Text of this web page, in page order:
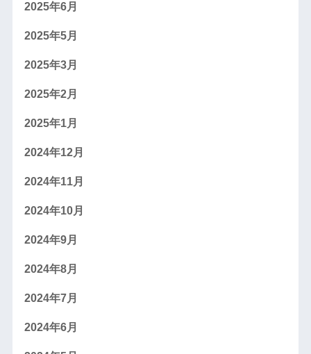
2025年6月
2025年5月
2025年3月
2025年2月
2025年1月
2024年12月
2024年11月
2024年10月
2024年9月
2024年8月
2024年7月
2024年6月